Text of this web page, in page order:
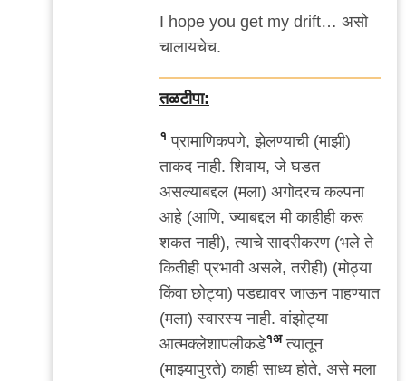
I hope you get my drift… असो
चालायचेच.
तळटीपा:
१ प्रामाणिकपणे, झेलण्याची (माझी)
ताकद नाही. शिवाय, जे घडत
असल्याबद्दल (मला) अगोदरच कल्पना
आहे (आणि, ज्याबद्दल मी काहीही करू
शकत नाही), त्याचे सादरीकरण (भले ते
कितीही प्रभावी असले, तरीही) (मोठ्या
किंवा छोट्या) पडद्यावर जाऊन पाहण्यात
(मला) स्वारस्य नाही. वांझोट्या
आत्मक्लेशापलीकडे१अ त्यातून
(माझ्यापुरते) काही साध्य होते, असे मला